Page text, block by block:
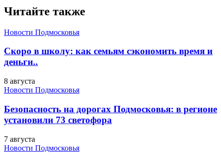
Читайте также
Новости Подмосковья
Скоро в школу: как семьям сэкономить время и
деньги..
8 августа
Новости Подмосковья
Безопасность на дорогах Подмосковья: в регионе
установили 73 светофора
7 августа
Новости Подмосковья